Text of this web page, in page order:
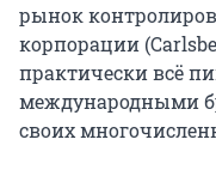
рынок
корпорации
практически всё
международными
своих